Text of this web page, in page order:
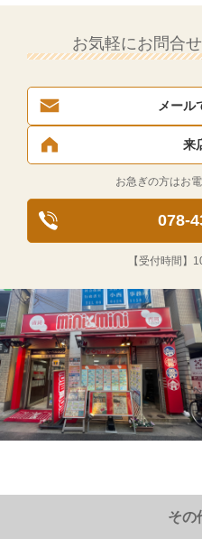
お気軽にお問合
メール
来
お急ぎの方はお
078-
【受付時間】
その